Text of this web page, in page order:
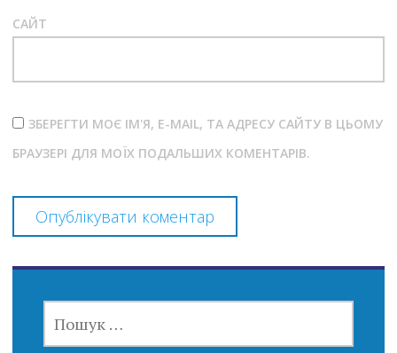
САЙТ
ЗБЕРЕГТИ МОЄ ІМ'Я, E-MAIL, ТА АДРЕСУ САЙТУ В ЦЬОМУ
БРАУЗЕРІ ДЛЯ МОЇХ ПОДАЛЬШИХ КОМЕНТАРІВ.